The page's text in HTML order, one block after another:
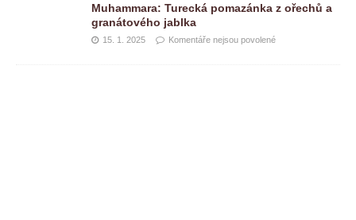
Muhammara: Turecká pomazánka z ořechů a
granátového jablka
15. 1. 2025 Komentáře nejsou povolené